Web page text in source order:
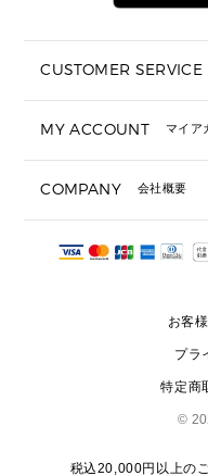
▶
定期ケース・
CUSTOMER SERVICE
ギフト用にラッピング
ショッピングバッグを
注文後に完了メールが
サイズ交換はできます
MY ACCOUNT マイア
COMPANY 会社概要
会社概要
お客
プラ
特定商
©
税込20,000円以上の